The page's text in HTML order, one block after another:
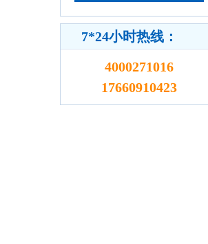
7*24小时热线：
4000271016
17660910423